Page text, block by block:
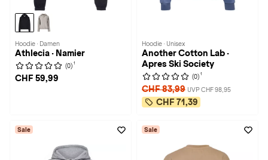
Hoodie · Damen
Athlecia · Namier
(0) 1
CHF 59,99
Hoodie · Unisex
Another Cotton Lab ·
Apres Ski Society
(0) 1
CHF 83,99 UVP CHF 98,95
CHF 71,39
Sale Sale